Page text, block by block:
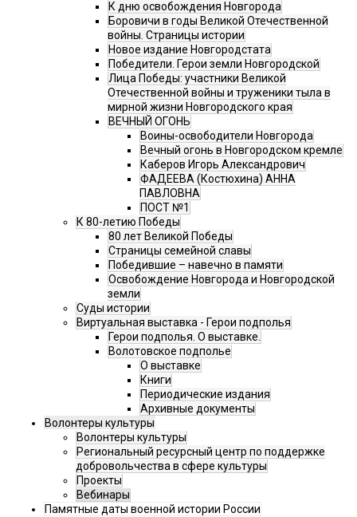
К дню освобождения Новгорода
Боровичи в годы Великой Отечественной
войны. Страницы истории
Новое издание Новгородстата
Победители. Герои земли Новгородской
Лица Победы: участники Великой
Отечественной войны и труженики тыла в
мирной жизни Новгородского края
ВЕЧНЫЙ ОГОНЬ
Воины-освободители Новгорода
Вечный огонь в Новгородском кремле
Каберов Игорь Александрович
ФАДЕЕВА (Костюхина) АННА
ПАВЛОВНА
ПОСТ №1
К 80-летию Победы
80 лет Великой Победы
Страницы семейной славы
Победившие – навечно в памяти
Освобождение Новгорода и Новгородской
земли
Суды истории
Виртуальная выставка - Герои подполья
Герои подполья. О выставке.
Волотовское подполье
О выставке
Книги
Периодические издания
Архивные документы
Волонтеры культуры
Волонтеры культуры
Региональный ресурсный центр по поддержке
добровольчества в сфере культуры
Проекты
Вебинары
Памятные даты военной истории России